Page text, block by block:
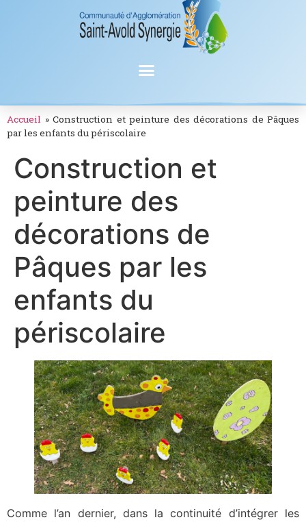
Accueil » Construction et peinture des décorations de Pâques
par les enfants du périscolaire
Construction et
peinture des
décorations de
Pâques par les
enfants du
périscolaire
Comme l’an dernier, dans la continuité d’intégrer les